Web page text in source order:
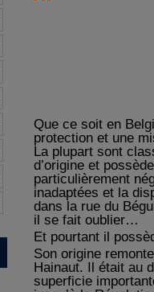
Que ce soit en
protection et une
La plupart sont
d’origine et
particulièrement
inadaptées et la
dans la rue du
il se fait oublier…
Et pourtant il
Son origine
Hainaut. Il était au
superficie